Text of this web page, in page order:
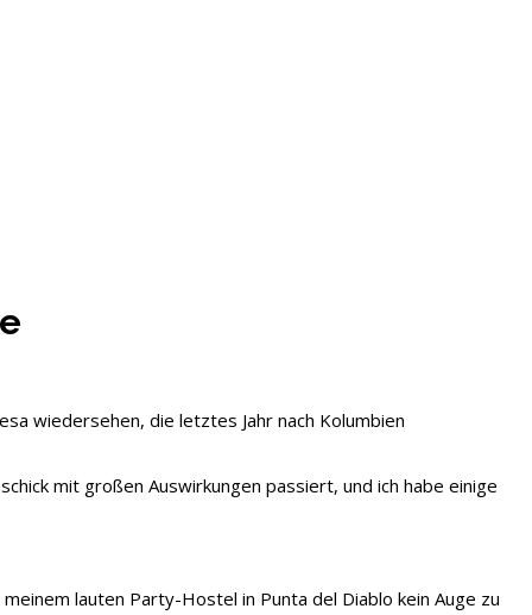
wiedersehen, die letztes Jahr nach Kolumbien
mit großen Auswirkungen passiert, und ich habe einige
lauten Party-Hostel in Punta del Diablo kein Auge zu